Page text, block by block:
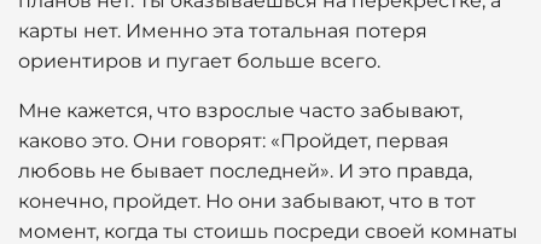
карты нет. Именно эта тотальная потеря
ориентиров и пугает больше всего.
Мне кажется, что взрослые часто забывают,
каково это. Они говорят: «Пройдет, первая
любовь не бывает последней». И это правда,
конечно, пройдет. Но они забывают, что в тот
момент, когда ты стоишь посреди своей комнаты